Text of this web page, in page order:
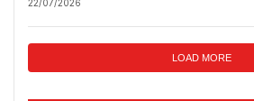
22/07/2026
LOAD MORE